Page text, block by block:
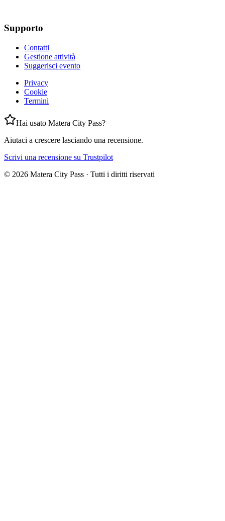
Supporto
Contatti
Gestione attività
Suggerisci evento
Privacy
Cookie
Termini
Hai usato Matera City Pass?
Aiutaci a crescere lasciando una recensione.
Scrivi una recensione su Trustpilot
© 2026 Matera City Pass · Tutti i diritti riservati